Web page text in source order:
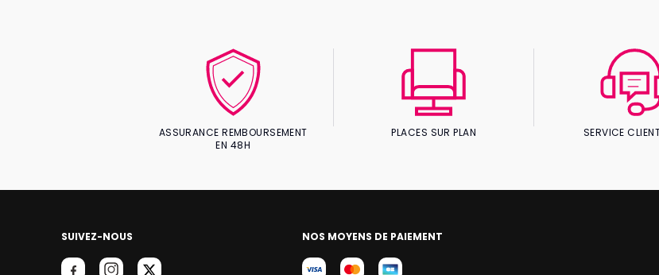
ASSURANCE REMBOURSEMENT
EN 48H
PLACES SUR PLAN SERVICE
SUIVEZ-NOUS NOS MOYENS DE PAIEMENT